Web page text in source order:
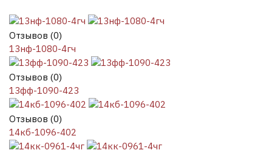
Отзывов (0)
13нф-1080-4гч
Отзывов (0)
13фф-1090-423
Отзывов (0)
14кб-1096-402